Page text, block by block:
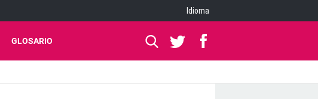
Idioma
GLOSARIO